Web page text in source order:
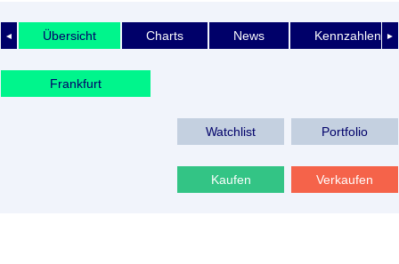
◄ ►
Übersicht Charts News Kennzahlen
Frankfurt
Watchlist Portfolio
Kaufen Verkaufen